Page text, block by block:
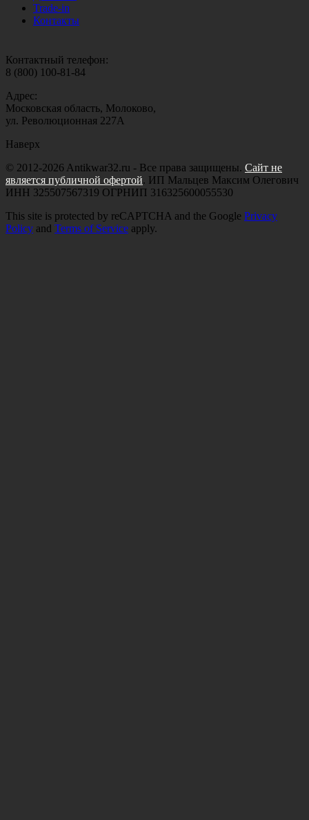
Trade-in
Контакты
Контактный телефон:
8 (800) 100-81-84
Адрес:
Московская область, Молоково,
ул. Революционная 227А
Наверх
© 2012-2026 Antikwar32.ru - Все права защищены. Сайт не
является публичной офертой. ИП Мальцев Максим Олегович
ИНН 325507567319 ОГРНИП 316325600055530
This site is protected by reCAPTCHA and the Google Privacy
Policy and Terms of Service apply.